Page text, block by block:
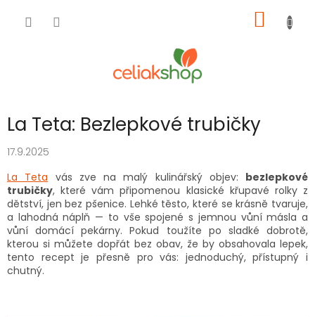
KOŠÍK
La Teta: Bezlepkové trubičky
17.9.2025
La Teta vás zve na malý kulinářský objev: bezlepkové
trubičky, které vám připomenou klasické křupavé rolky z
dětství, jen bez pšenice. Lehké těsto, které se krásně tvaruje,
a lahodná náplň — to vše spojené s jemnou vůní másla a
vůní domácí pekárny. Pokud toužíte po sladké dobrotě,
kterou si můžete dopřát bez obav, že by obsahovala lepek,
tento recept je přesně pro vás: jednoduchý, přístupný i
chutný.